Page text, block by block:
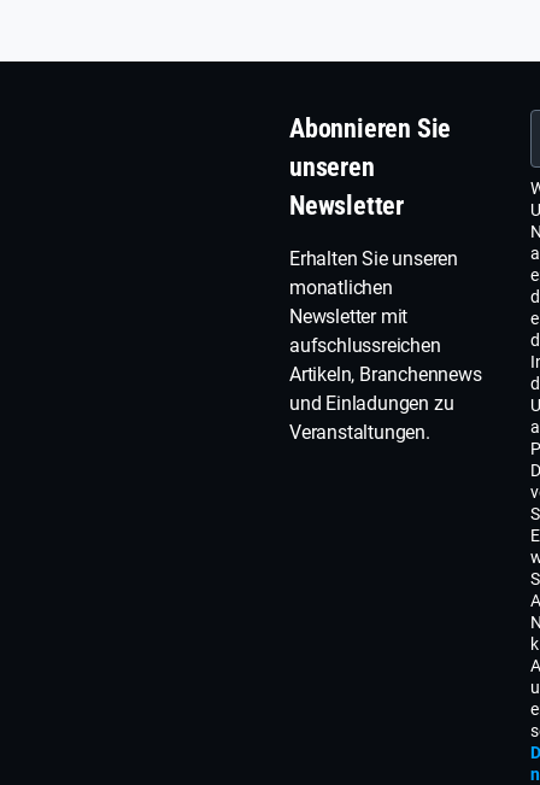
Abonnieren Sie
unseren
Newsletter
Erhalten Sie unseren
monatlichen
Newsletter mit
aufschlussreichen
Artikeln, Branchennews
und Einladungen zu
Veranstaltungen.